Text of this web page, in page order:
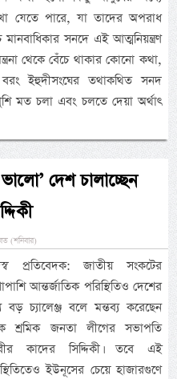
যেতে পারে, যা তাদের অপরাধ
সনদে এই আত্মনিয়ন্ত্রণ
থেকে বেঁচে থাকার কোনো কথা,
ইহুদীসংঘের তথাকথিত সনদ
মত চলা এবং চলতে দেয়া অর্থাৎ
দেশ চালাচ্ছেন
(শনিবার)
প্রতিবেদক: জাতীয় সংকটের
আন্তর্জাতিক পরিস্থিতিও দেশের
বড় চ্যালেঞ্জ বলে মন্তব্য করেছেন
শ্রমিক জনতা লীগের সভাপতি
কাদের সিদ্দিকী। তবে এই
ইউনূসের চেয়ে হাজারগুণে